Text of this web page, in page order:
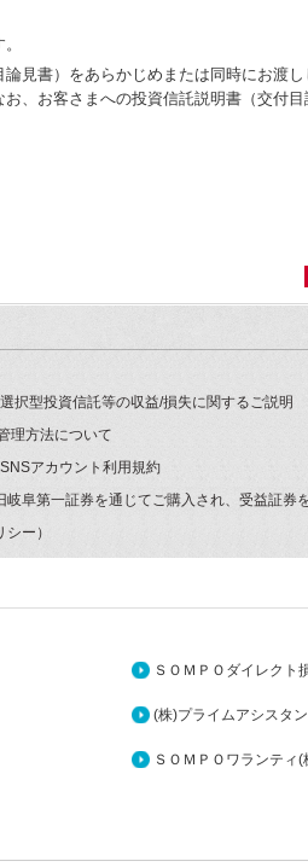
見書）をあらかじめまたは同時にお渡
、お客さまへの投資信託説明書（交付
択型投資信託等の収益/損失に関するご説明
理方法について
アカウント利用規約
阜第一証券を通じてご購入され、受益証券
ー）
ＳＯＭＰＯダイレクト
(株)プライムアシスタ
ＳＯＭＰＯワランティ(